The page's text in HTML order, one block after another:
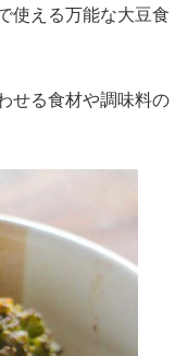
使える万能な大豆食
せる食材や調味料の